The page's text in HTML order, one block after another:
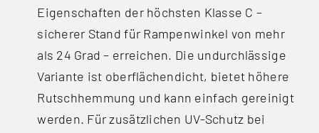
Eigenschaften der höchsten Klasse C –
sicherer Stand für Rampenwinkel von mehr
als 24 Grad – erreichen. Die undurchlässige
Variante ist oberflächendicht, bietet höhere
Rutschhemmung und kann einfach gereinigt
werden. Für zusätzlichen UV-Schutz bei